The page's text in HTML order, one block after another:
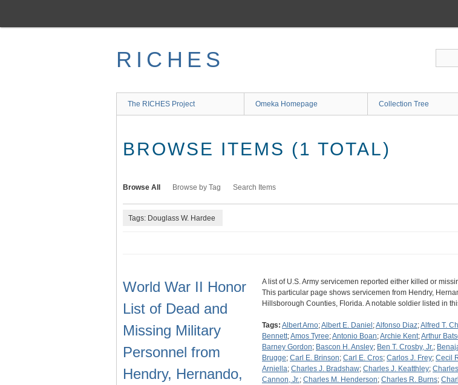
main
RICHES
The RICHES Project Omeka Homepage Collection Tree
BROWSE ITEMS (1 TOTAL)
Browse All Browse by Tag Search Items
Tags: Douglass W. Hardee
World War II Honor
List of Dead and
Missing Military
Personnel from
Hendry, Hernando,
A list of U.S. Army servicemen reported either killed or
This particular page shows servicemen from Hendry,
Hillsborough Counties, Florida. A notable soldier listed in
Tags: Albert Arno;Albert E. Daniel ;Alfonso Diaz;Alfred T.
Bennett;Amos Tyree;Antonio Boan;Archie Kent;Arthur
Barney Gordon; Bascon H. Ansley; Ben T. Crosby, Jr.;
Brugge; Carl E. Brinson; Carl E. Cros; Carlos J. Frey; Cecil
Arniella; Charles J. Bradshaw; Charles J. Keatthley;
Cannon, Jr.; Charles M. Henderson; Charles R. Burns;